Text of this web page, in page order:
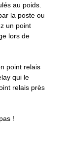
au poids.
la poste ou
un point
lors de
point relais
qui le
relais près
!